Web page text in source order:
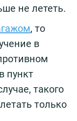
не лететь.
, то
в
пункт
такого
только